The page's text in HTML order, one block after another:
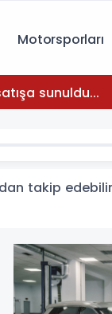
Motorsporları
sunuldu...
takip